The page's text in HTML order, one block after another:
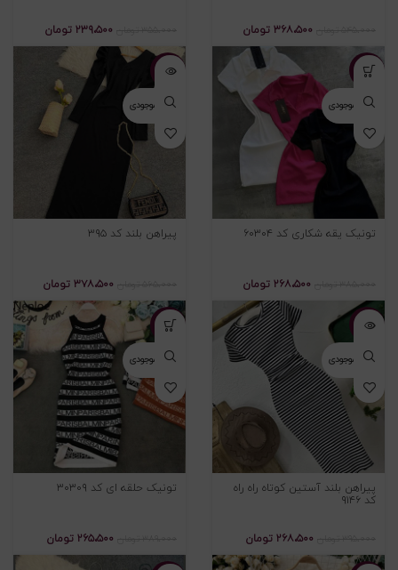
۳۶۸،۵۰۰ تومان ۲۳۹،۵۰۰ تومان
-۳۰%
اتمام موجودی
تونیک یقه شکاری کد ۶۰۳۰۴
۲۶۸،۵۰۰ تومان
-۳۳%
اتمام موجودی
پیراهن بلند کد ۳۹۵
۳۷۸،۵۰۰ تومان
-۳۲%
اتمام موجودی
پیراهن بلند آستین کوتاه راه راه
کد ۹۱۴۶
۲۶۸،۵۰۰ تومان
-۳۲%
اتمام موجودی
تونیک حلقه ای کد ۳۰۳۰۹
۲۶۵،۵۰۰ تومان